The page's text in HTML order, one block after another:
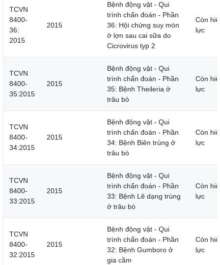
TCVN
8400-
36:
2015
2015
Bệnh động vật - Qui
trình chẩn đoán - Phần
36: Hội chứng suy mòn
ở lợn sau cai sữa do
Cicrovirus typ 2
Còn
lực
TCVN
8400-
35:2015
2015
Bệnh động vật - Qui
trình chẩn đoán - Phần
35: Bệnh Theileria ở
trâu bò
Còn
lực
TCVN
8400-
34:2015
2015
Bệnh động vật - Qui
trình chẩn đoán - Phần
34: Bệnh Biên trùng ở
trâu bò
Còn
lực
TCVN
8400-
33:2015
2015
Bệnh động vật - Qui
trình chẩn đoán - Phần
33: Bệnh Lê dạng trùng
ở trâu bò
Còn
lực
TCVN
8400-
32:2015
2015
Bệnh động vật - Qui
trình chẩn đoán - Phần
32: Bệnh Gumboro ở
gia cầm
Còn
lực